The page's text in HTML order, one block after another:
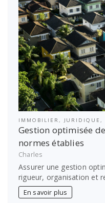
IMMOBILIER , JURIDIQUE,
Gestion optimisée
normes établies
Charles
Assurer une gestion
rigueur, organisation et
En savoir plus